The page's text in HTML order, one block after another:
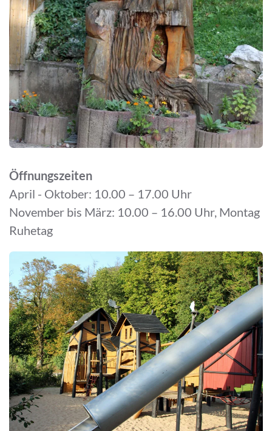
Öffnungszeiten
April - Oktober: 10.00 – 17.00 Uhr
November bis März: 10.00 – 16.00 Uhr, Montag
Ruhetag